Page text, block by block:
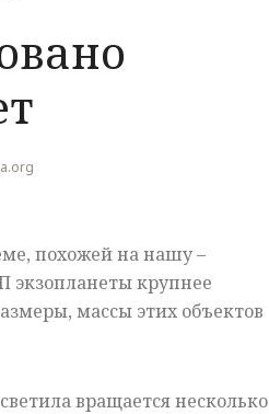
похожей на нашу –
экзопланеты крупнее
массы этих объектов
вращается несколько